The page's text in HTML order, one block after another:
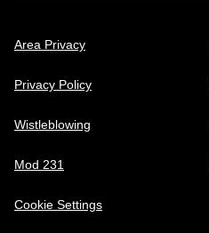
Area Privacy
Privacy Policy
Wistleblowing
Mod 231
Cookie Settings